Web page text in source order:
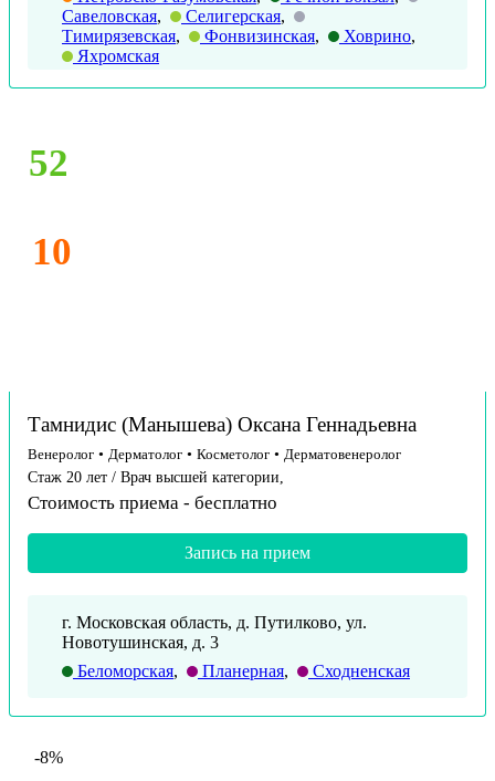
Савеловская, Селигерская,
Тимирязевская, Фонвизинская, Ховрино,
Яхромская
52
10
Тамнидис (Манышева) Оксана Геннадьевна
Венеролог • Дерматолог • Косметолог • Дерматовенеролог
Стаж 20 лет / Врач высшей категории,
Стоимость приема - бесплатно
Запись на прием
г. Московская область, д. Путилково, ул.
Новотушинская, д. 3
Беломорская, Планерная, Сходненская
-8%